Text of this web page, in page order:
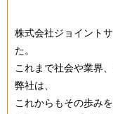
株式会社ジョイント
た。
これまで社会や業界
弊社は、
これからもその歩み